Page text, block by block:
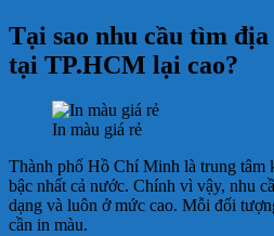
Tại sao nhu cầu tìm
tại TP.HCM lại cao?
In màu giá rẻ
Thành phố Hồ Chí Minh là trung tâm
bậc nhất cả nước. Chính vì vậy, nhu
dạng và luôn ở mức cao. Mỗi đối
cần in màu.